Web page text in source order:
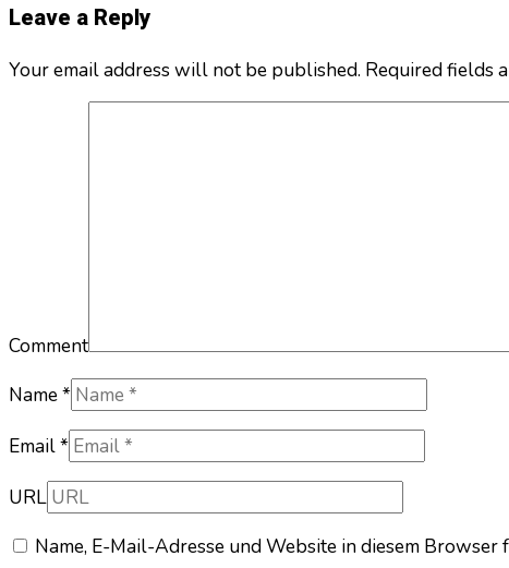
Leave a Reply
Your email address will not be published. Required fields
Comment
Name *
Email *
URL
Name, E-Mail-Adresse und Website in diesem Browser